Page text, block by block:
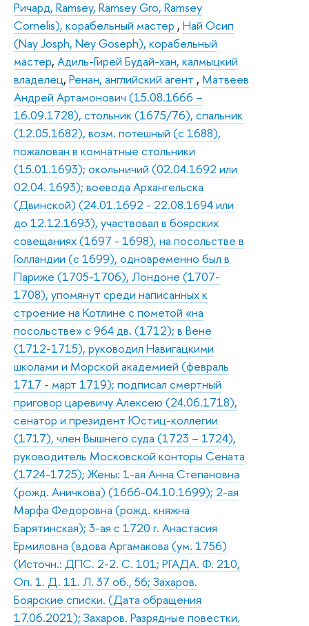
Ричард, Ramsey, Ramsey Gro, Ramsey
Cornelis), корабельный мастер , Най Осип
(Nay Josph, Ney Goseph), корабельный
мастер, Адиль-Гирей Будай-хан, калмыцкий
владелец, Ренан, английский агент , Матвеев
Андрей Артамонович (15.08.1666 –
16.09.1728), стольник (1675/76), спальник
(12.05.1682), возм. потешный (с 1688),
пожалован в комнатные стольники
(15.01.1693); окольничий (02.04.1692 или
02.04. 1693); воевода Архангельска
(Двинской) (24.01.1692 - 22.08.1694 или
до 12.12.1693), участвовал в боярских
совещаниях (1697 - 1698), на посольстве в
Голландии (с 1699), одновременно был в
Париже (1705-1706), Лондоне (1707-
1708), упомянут среди написанных к
строение на Котлине с пометой «на
посольстве» с 964 дв. (1712); в Вене
(1712-1715), руководил Навигацкими
школами и Морской академией (февраль
1717 - март 1719); подписал смертный
приговор царевичу Алексею (24.06.1718),
сенатор и президент Юстиц-коллегии
(1717), член Вышнего суда (1723 – 1724),
руководитель Московской конторы Сената
(1724-1725); Жены: 1-ая Анна Степановна
(рожд. Аничкова) (1666-04.10.1699); 2-ая
Марфа Федоровна (рожд. княжна
Барятинская); 3-ая с 1720 г. Анастасия
Ермиловна (вдова Аргамакова (ум. 1756)
(Источн.: ДПС. 2-2. С. 101; РГАДА. Ф. 210,
Оп. 1. Д. 11. Л. 37 об., 56; Захаров.
Боярские списки. (Дата обращения
17.06.2021); Захаров. Разрядные повестки.